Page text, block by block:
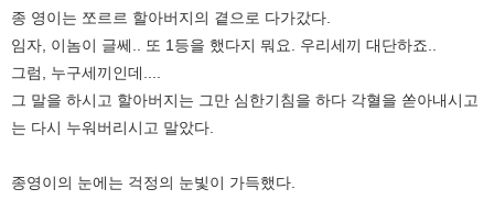
종 영이는 쪼르르 할아버지의 곁으로 다가갔다.
임자, 이놈이 글쎄.. 또 1등을 했다지 뭐요. 우리세끼 대단하죠..
그럼, 누구세끼인데....
그 말을 하시고 할아버지는 그만 심한기침을 하다 각혈을 쏟아내시고
는 다시 누워버리시고 말았다.
종영이의 눈에는 걱정의 눈빛이 가득했다.